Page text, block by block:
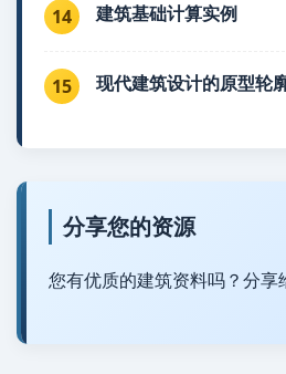
14 建筑基础计算实例
15 现代建筑设计的原型
分享您的资源
您有优质的建筑资料吗？分享